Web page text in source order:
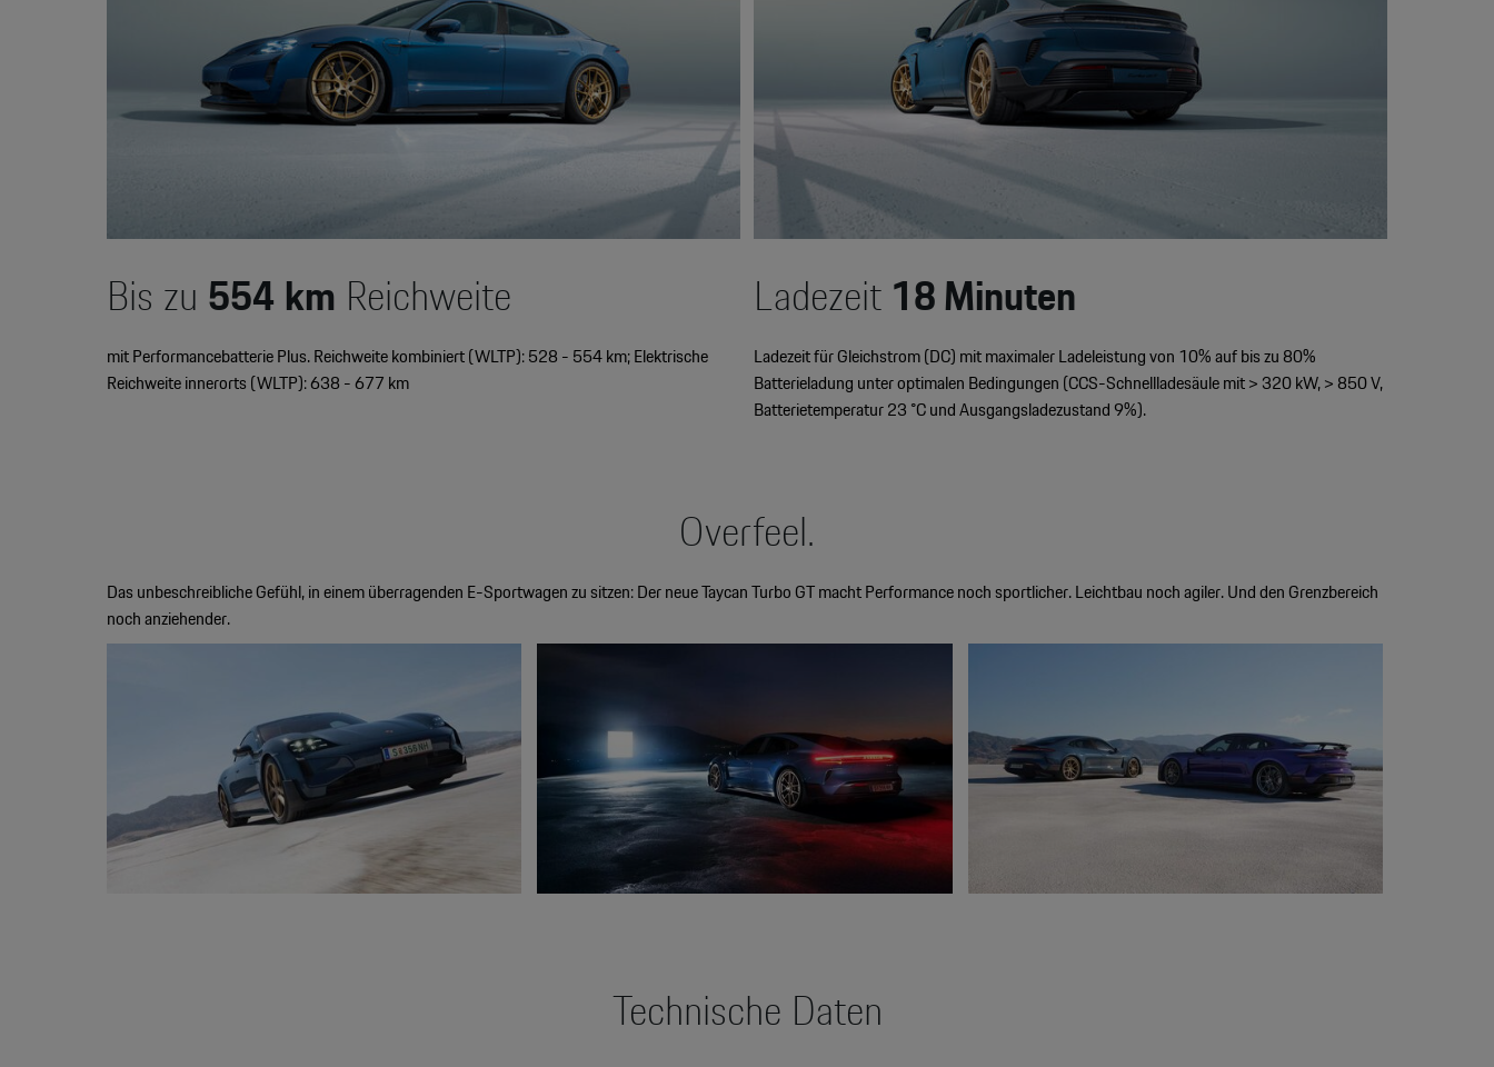
Bis zu 554 km Reichweite
mit Performancebatterie Plus. Reichweite kombiniert (WLTP): 528 - 554 km; Elektrische
Reichweite innerorts (WLTP): 638 - 677 km
Ladezeit18 Minuten
Ladezeit für Gleichstrom (DC) mit maximaler Ladeleistung von 10% auf bis zu 80%
Batterieladung unter optimalen Bedingungen (CCS-Schnellladesäule mit > 320 kW, > 850 V,
Batterietemperatur 23 °C und Ausgangsladezustand 9%).
Overfeel.
Das unbeschreibliche Gefühl, in einem überragenden E-Sportwagen zu sitzen: Der neue Taycan Turbo GT macht Performance noch sportlicher. Leichtbau noch agiler. Und den Grenzbereich
noch anziehender.
Technische Daten